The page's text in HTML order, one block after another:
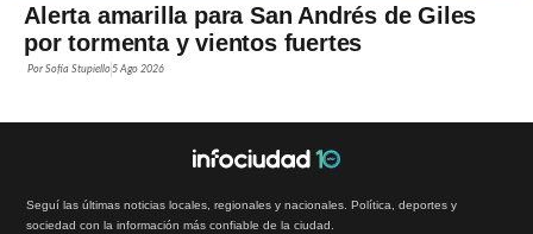
Alerta amarilla para San Andrés de Giles
por tormenta y vientos fuertes
PorSofía Stupiello 5 Ago 2026
Seguí las últimas noticias locales, regionales y nacionales. Política, deportes y
sociedad con la información más confiable de la ciudad.